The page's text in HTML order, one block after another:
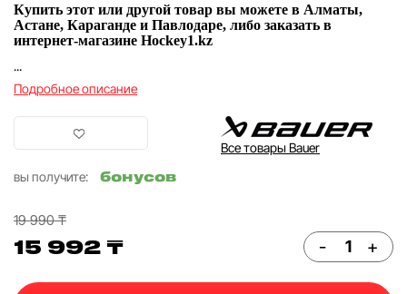
Купить этот или другой товар вы можете в Алматы,
Астане, Караганде и Павлодаре, либо заказать в
интернет-магазине Hockey1.kz
...
Подробное описание
Все товары Bauer
вы получите:
бонусов
19 990 ₸
15 992 ₸ - +